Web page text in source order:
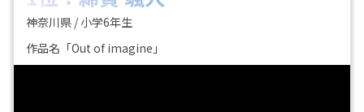
神奈川県 / 小学6年生
作品名「Out of imagine」